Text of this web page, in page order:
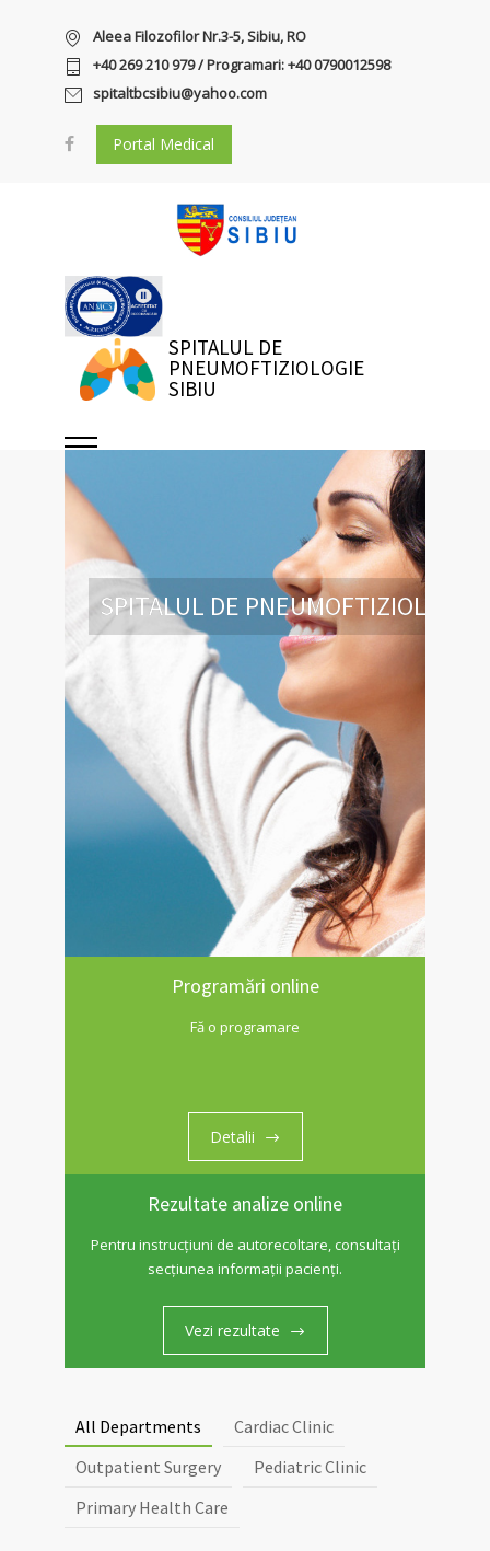
Aleea Filozofilor Nr.3-5, Sibiu, RO
+40 269 210 979 / Programari: +40 0790012598
spitaltbcsibiu@yahoo.com
Portal Medical
SPITALUL DE
PNEUMOFTIZIOLOGIE
SIBIU
SPITALUL DE PNEUMOFTIZIOLOGIE
Programări online
Fă o programare
Detalii
Rezultate analize online
Pentru instrucțiuni de autorecoltare, consultați
secțiunea informații pacienți.
Vezi rezultate
All Departments
Cardiac Clinic
Outpatient Surgery
Pediatric Clinic
Primary Health Care